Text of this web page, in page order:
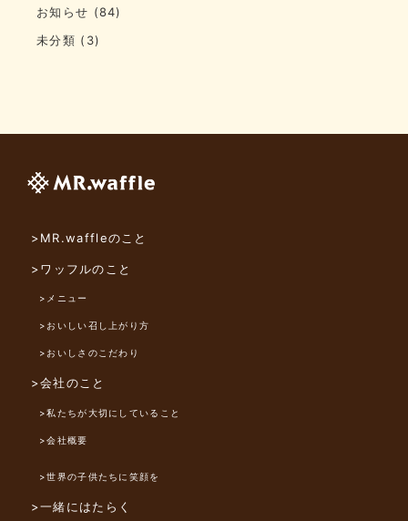
お知らせ (84)
未分類 (3)
>MR.waffleのこと
>ワッフルのこと
>メニュー
>おいしい召し上がり方
>おいしさのこだわり
>会社のこと
>私たちが大切にしていること
>会社概要
>世界の子供たちに笑顔を
>一緒にはたらく